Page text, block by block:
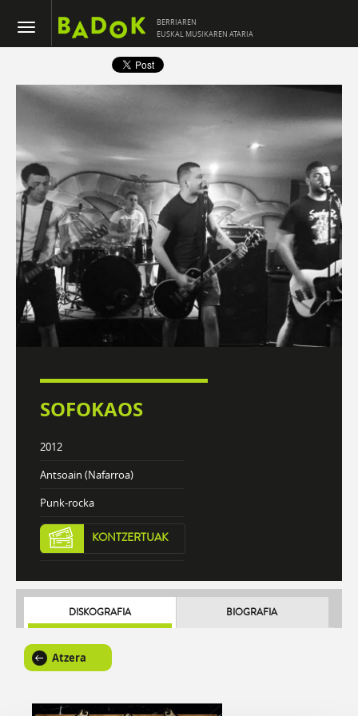
BERRIAREN
EUSKAL MUSIKAREN ATARIA
SOFOKAOS
2012
Antsoain (Nafarroa)
Punk-rocka
KONTZERTUAK
DISKOGRAFIA BIOGRAFIA
Atzera